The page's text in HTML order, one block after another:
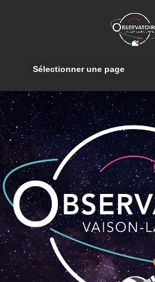
Sélectionner une page